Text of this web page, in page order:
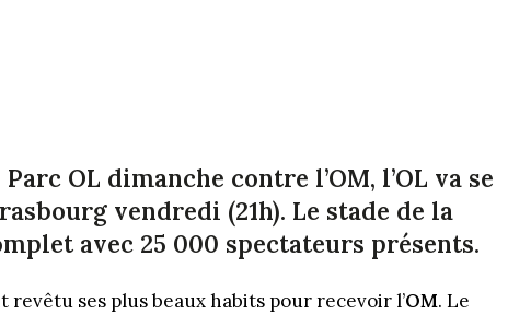
OL dimanche contre l’OM, l’OL va se
vendredi (21h). Le stade de la
avec 25 000 spectateurs présents.
revêtu ses plus beaux habits pour recevoir l’OM. Le